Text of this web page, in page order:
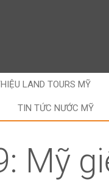
LAND TOURS MỸ
TIN TỨC NƯỚC MỸ
Mỹ